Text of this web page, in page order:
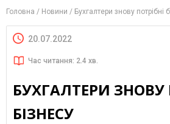
Головна
Новини Бухгалтери знову потрібні
20.07.2022
Час читання: 2.4 хв.
БУХГАЛТЕРИ ЗНОВУ
БІЗНЕСУ